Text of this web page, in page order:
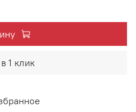
1 клик